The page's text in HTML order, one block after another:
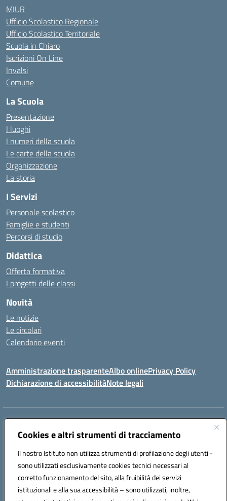
Cookies e altri strumenti di tracciamento
Il nostro Istituto non utilizza strumenti di profilazione degli utenti -
sono utilizzati esclusivamente cookies tecnici necessari al
corretto funzionamento del sito, alla fruibilità dei servizi
istituzionali e alla sua accessibilità – sono utilizzati, inoltre,
MIUR
Ufficio Scolastico Regionale
Ufficio Scolastico Territoriale
Scuola in Chiaro
Iscrizioni On Line
Invalsi
Comune
La Scuola
Presentazione
I luoghi
I numeri della scuola
Le carte della scuola
Organizzazione
La storia
I Servizi
Personale scolastico
Famiglie e studenti
Percorsi di studio
Didattica
Offerta formativa
I progetti delle classi
Novità
Le notizie
Le circolari
Calendario eventi
Amministrazione trasparenteAlbo onlinePrivacy Policy
Dichiarazione di accessibilitàNote legali
Indirizzo:
Centralino:0923993485 Email:tpic84500v@istruzione.it
Codice fiscale: 91039050819
Codice meccanografico:
tpic84500v
Codice unico di fatturazione (CUF): JZDXRK